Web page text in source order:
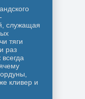
служащая
тяги
раз
кливер и